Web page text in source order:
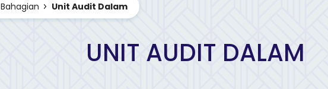
Bahagian Unit Audit Dalam
UNIT AUDIT DALAM